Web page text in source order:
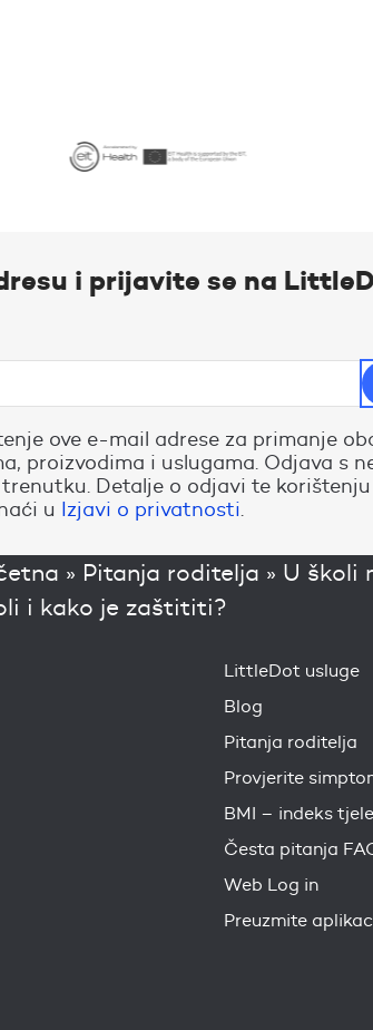
i prijavite se na
ove e-mail adrese za primanje
proizvodima i uslugama. Odjava s
Detalje o odjavi te
u Izjavi o privatnosti.
» Pitanja roditelja » U školi
i kako je zaštititi?
LittleDot usluge
Blog
Pitanja roditelja
Provjerite
BMI – indeks
Česta pitanja
Web Log in
Preuzmite